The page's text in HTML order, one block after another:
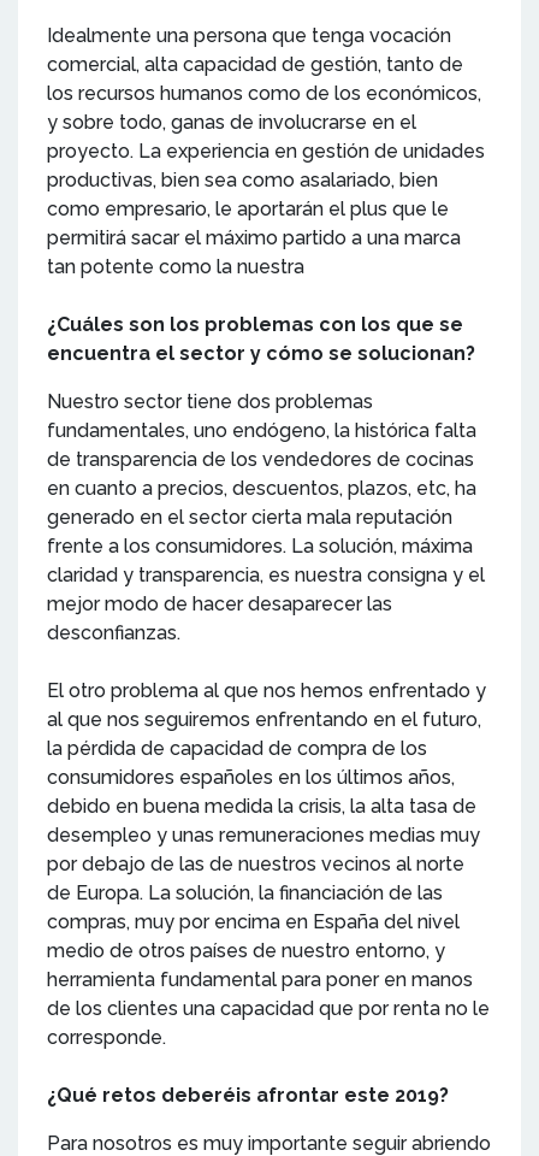
Idealmente una persona que tenga vocación
comercial, alta capacidad de gestión, tanto de
los recursos humanos como de los económicos,
y sobre todo, ganas de involucrarse en el
proyecto. La experiencia en gestión de unidades
productivas, bien sea como asalariado, bien
como empresario, le aportarán el plus que le
permitirá sacar el máximo partido a una marca
tan potente como la nuestra
¿Cuáles son los problemas con los que se
encuentra el sector y cómo se solucionan?
Nuestro sector tiene dos problemas
fundamentales, uno endógeno, la histórica falta
de transparencia de los vendedores de cocinas
en cuanto a precios, descuentos, plazos, etc, ha
generado en el sector cierta mala reputación
frente a los consumidores. La solución, máxima
claridad y transparencia, es nuestra consigna y el
mejor modo de hacer desaparecer las
desconfianzas.
El otro problema al que nos hemos enfrentado y
al que nos seguiremos enfrentando en el futuro,
la pérdida de capacidad de compra de los
consumidores españoles en los últimos años,
debido en buena medida la crisis, la alta tasa de
desempleo y unas remuneraciones medias muy
por debajo de las de nuestros vecinos al norte
de Europa. La solución, la financiación de las
compras, muy por encima en España del nivel
medio de otros países de nuestro entorno, y
herramienta fundamental para poner en manos
de los clientes una capacidad que por renta no le
corresponde.
¿Qué retos deberéis afrontar este 2019?
Para nosotros es muy importante seguir abriendo